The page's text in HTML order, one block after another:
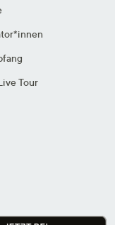
Tour